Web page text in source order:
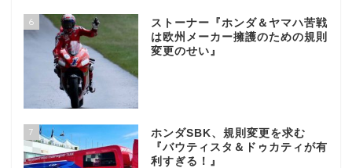
6
ストーナー『ホンダ＆ヤマハ苦戦
は欧州メーカー擁護のための規則
変更のせい』
7
ホンダSBK、規則変更を求む
『バウティスタ＆ドゥカティが有
利すぎる！』